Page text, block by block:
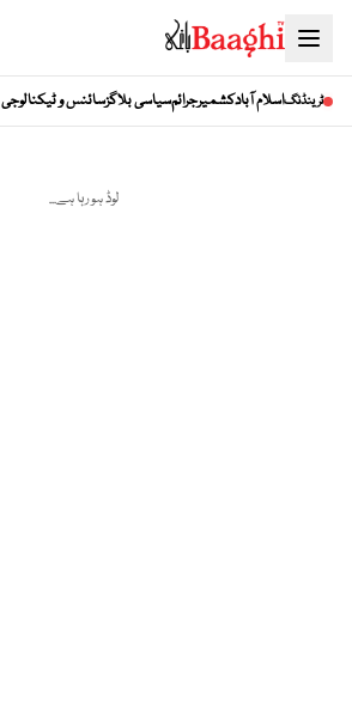
ٹرینڈنگاسلام آبادکشمیرجرائمسیاسی بلاگزسائنس و ٹیکنالوجی
لوڈ ہو رہا ہے...